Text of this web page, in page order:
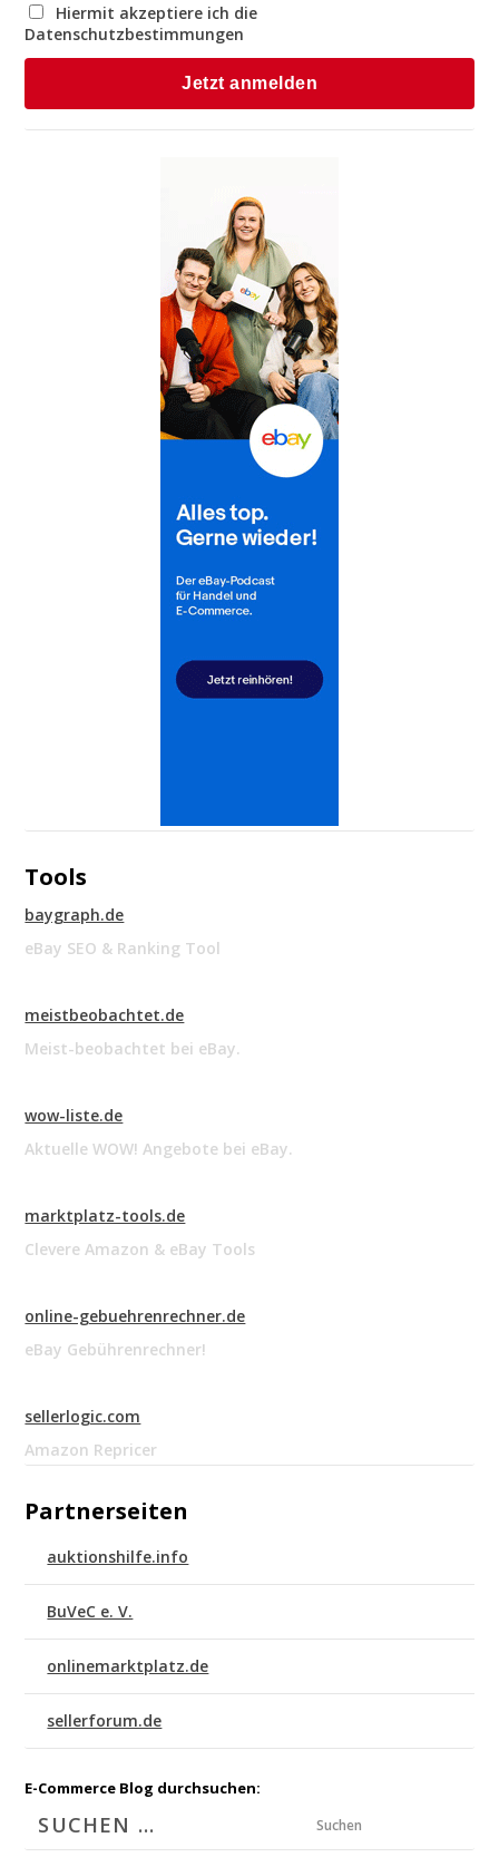
Hiermit akzeptiere ich die
Datenschutzbestimmungen
Tools
baygraph.de
eBay SEO & Ranking Tool
meistbeobachtet.de
Meist-beobachtet bei eBay.
wow-liste.de
Aktuelle WOW! Angebote bei eBay.
marktplatz-tools.de
Clevere Amazon & eBay Tools
online-gebuehrenrechner.de
eBay Gebührenrechner!
sellerlogic.com
Amazon Repricer
Partnerseiten
auktionshilfe.info
BuVeC e. V.
onlinemarktplatz.de
sellerforum.de
E-Commerce Blog durchsuchen:
Suchen